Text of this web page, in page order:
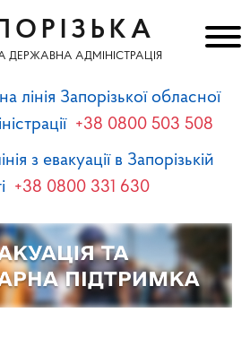
ДЕРЖАВНА АДМІНІСТРАЦІЯ
лінія Запорізької обласної
+38 0800 503 508
з евакуації в Запорізькій
+38 0800 331 630